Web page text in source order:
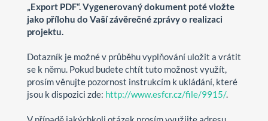
„Export PDF“. Vygenerovaný dokument poté vložte
jako přílohu do Vaší závěrečné zprávy o realizaci
projektu.
Dotazník je možné v průběhu vyplňování uložit a vrátit
se k němu. Pokud budete chtít tuto možnost využít,
prosím věnujte pozornost instrukcím k ukládání, které
jsou k dispozici zde: http://www.esfcr.cz/file/9915/.